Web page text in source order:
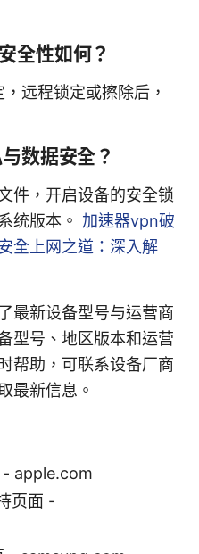
全性如何？
远程锁定或擦除后，
数据安全？
件，开启设备的安全锁
统版本。 加速器vpn破
全上网之道：深入解
最新设备型号与运营商
型号、地区版本和运营
帮助，可联系设备厂商
最新信息。
- apple.com
页面 -